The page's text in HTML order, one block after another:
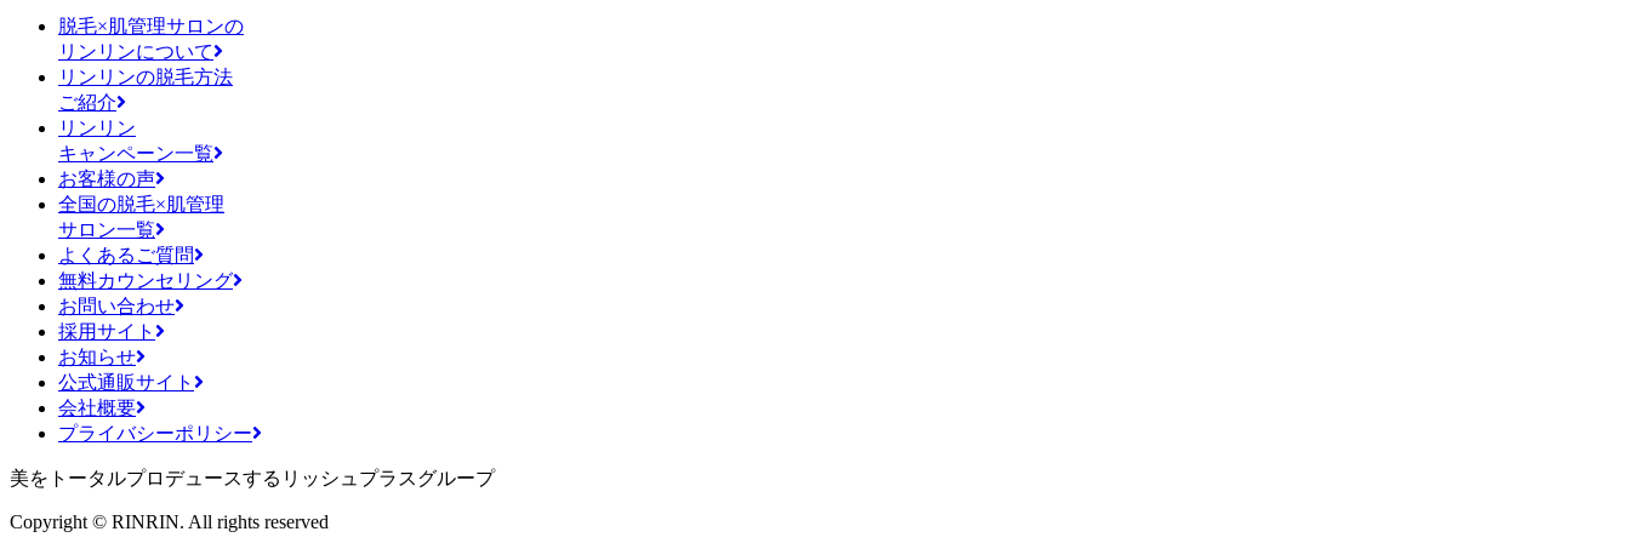
脱毛×肌管理サロンの
リンリンについて
リンリンの脱毛方法
ご紹介
リンリン
キャンペーン一覧
お客様の声
全国の脱毛×肌管理
サロン一覧
よくあるご質問
無料カウンセリング
お問い合わせ
採用サイト
お知らせ
公式通販サイト
会社概要
プライバシーポリシー
美をトータルプロデュースするリッシュプラスグループ
Copyright © RINRIN. All rights reserved